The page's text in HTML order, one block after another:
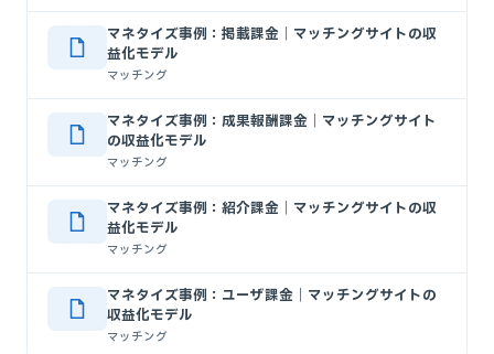
マネタイズ事例：掲載課金｜マッチングサイトの収
益化モデル
マッチング
マネタイズ事例：成果報酬課金｜マッチングサイト
の収益化モデル
マッチング
マネタイズ事例：紹介課金｜マッチングサイトの収
益化モデル
マッチング
マネタイズ事例：ユーザ課金｜マッチングサイトの
収益化モデル
マッチング